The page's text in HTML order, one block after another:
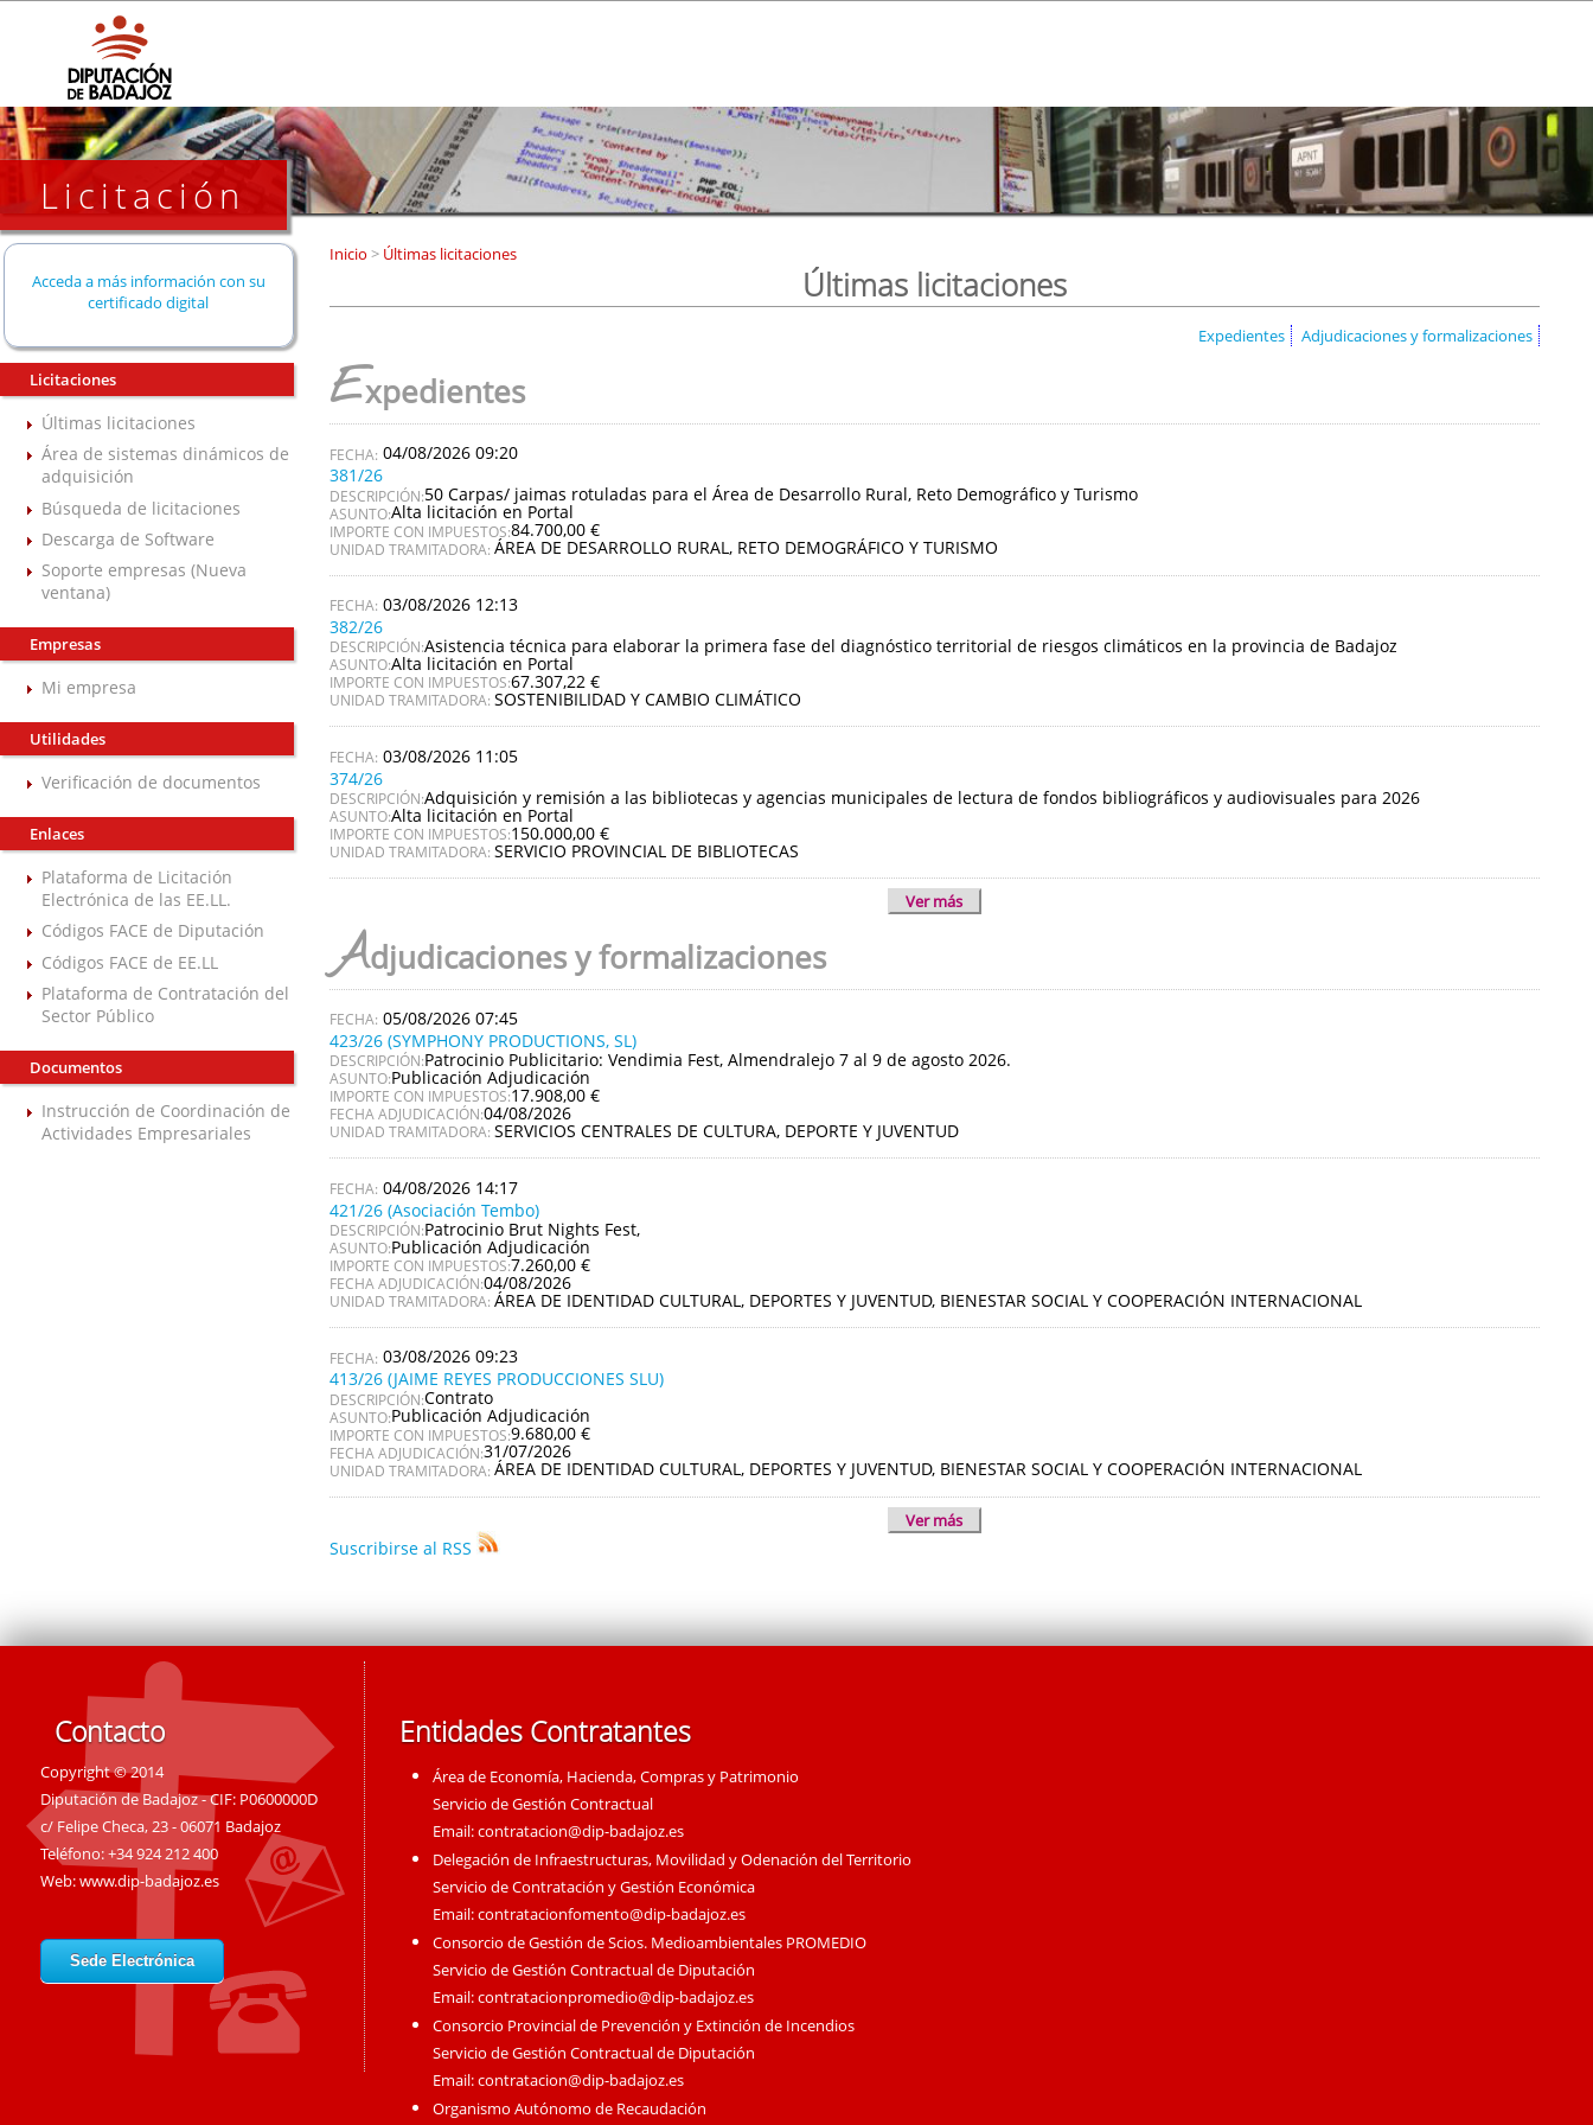
Licitación
Acceda a más información con su
certificado digital
Licitaciones
Últimas licitaciones
Área de sistemas dinámicos de
adquisición
Búsqueda de licitaciones
Descarga de Software
Soporte empresas (Nueva
ventana)
Empresas
Mi empresa
Utilidades
Verificación de documentos
Enlaces
Plataforma de Licitación
Electrónica de las EE.LL.
Códigos FACE de Diputación
Códigos FACE de EE.LL
Plataforma de Contratación del
Sector Público
Documentos
Instrucción de Coordinación de
Actividades Empresariales
Inicio >Últimas licitaciones
Últimas licitaciones
Expedientes Adjudicaciones y formalizaciones
Expedientes
04/08/2026 09:20
381/26
DESCRIPCIÓN:50 Carpas/ jaimas rotuladas para el Área de Desarrollo Rural, Reto Demográfico y Turismo
ASUNTO:Alta licitación en Portal
IMPORTE CON IMPUESTOS:84.700,00 €
UNIDAD TRAMITADORA: ÁREA DE DESARROLLO RURAL, RETO DEMOGRÁFICO Y TURISMO
03/08/2026 12:13
382/26
DESCRIPCIÓN:Asistencia técnica para elaborar la primera fase del diagnóstico territorial de riesgos climáticos en la provincia de Badajoz
ASUNTO:Alta licitación en Portal
IMPORTE CON IMPUESTOS:67.307,22 €
UNIDAD TRAMITADORA: SOSTENIBILIDAD Y CAMBIO CLIMÁTICO
03/08/2026 11:05
374/26
DESCRIPCIÓN:Adquisición y remisión a las bibliotecas y agencias municipales de lectura de fondos bibliográficos y audiovisuales para 2026
ASUNTO:Alta licitación en Portal
IMPORTE CON IMPUESTOS:150.000,00 €
UNIDAD TRAMITADORA: SERVICIO PROVINCIAL DE BIBLIOTECAS
Ver más
Adjudicaciones y formalizaciones
05/08/2026 07:45
423/26 (SYMPHONY PRODUCTIONS, SL)
DESCRIPCIÓN:Patrocinio Publicitario: Vendimia Fest, Almendralejo 7 al 9 de agosto 2026.
ASUNTO:Publicación Adjudicación
IMPORTE CON IMPUESTOS:17.908,00 €
FECHA ADJUDICACIÓN:04/08/2026
UNIDAD TRAMITADORA: SERVICIOS CENTRALES DE CULTURA, DEPORTE Y JUVENTUD
04/08/2026 14:17
421/26 (Asociación Tembo)
DESCRIPCIÓN:Patrocinio Brut Nights Fest,
ASUNTO:Publicación Adjudicación
IMPORTE CON IMPUESTOS:7.260,00 €
FECHA ADJUDICACIÓN:04/08/2026
UNIDAD TRAMITADORA: ÁREA DE IDENTIDAD CULTURAL, DEPORTES Y JUVENTUD, BIENESTAR SOCIAL Y COOPERACIÓN INTERNACIONAL
03/08/2026 09:23
413/26 (JAIME REYES PRODUCCIONES SLU)
DESCRIPCIÓN:Contrato
ASUNTO:Publicación Adjudicación
IMPORTE CON IMPUESTOS:9.680,00 €
FECHA ADJUDICACIÓN:31/07/2026
UNIDAD TRAMITADORA: ÁREA DE IDENTIDAD CULTURAL, DEPORTES Y JUVENTUD, BIENESTAR SOCIAL Y COOPERACIÓN INTERNACIONAL
Ver más
Suscribirse al RSS
Contacto
Copyright © 2014
Diputación de Badajoz - CIF: P0600000D
c/ Felipe Checa, 23 - 06071 Badajoz
Teléfono: +34 924 212 400
Web:www.dip-badajoz.es
Sede Electrónica
Entidades Contratantes
Área de Economía, Hacienda, Compras y Patrimonio
Servicio de Gestión Contractual
Email:contratacion@dip-badajoz.es
Delegación de Infraestructuras, Movilidad y Odenación del Territorio
Servicio de Contratación y Gestión Económica
Email:contratacionfomento@dip-badajoz.es
Consorcio de Gestión de Scios. Medioambientales PROMEDIO
Servicio de Gestión Contractual de Diputación
Email:contratacionpromedio@dip-badajoz.es
Consorcio Provincial de Prevención y Extinción de Incendios
Servicio de Gestión Contractual de Diputación
Email:contratacion@dip-badajoz.es
Organismo Autónomo de Recaudación